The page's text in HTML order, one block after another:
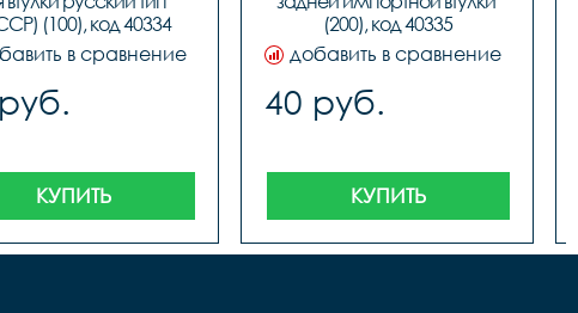
(100), код 40334
в сравнение
КУПИТЬ
(200), код 40335
добавить в сравнение
40 руб.
КУПИТЬ